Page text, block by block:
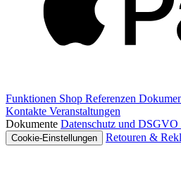
Funktionen Shop Referenzen
Kontakte Veranstaltungen
Dokumente Datenschutz und DSGVO
Cookie-Einstellungen Retouren &